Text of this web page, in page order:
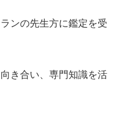
ンの先生方に鑑定を受
き合い、専門知識を活